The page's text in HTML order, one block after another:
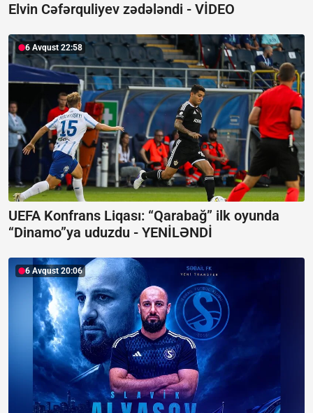
Elvin Cəfərquliyev zədələndi - VİDEO
6 Avqust 22:58
UEFA Konfrans Liqası: “Qarabağ” ilk oyunda
“Dinamo”ya uduzdu - YENİLƏNDİ
6 Avqust 20:06